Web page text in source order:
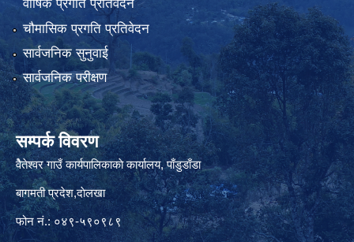
वार्षिक प्रगति प्रतिवेदन
चौमासिक प्रगति प्रतिवेदन
सार्वजनिक सुनुवाई
सार्वजनिक परीक्षण
सम्पर्क विवरण
वैेतेश्वर गाउँ कार्यपालिकाकाे कार्यालय, पाँडुडाँडा
बागमती‌ प्रदेश,दाेलखा
फोन नं.: ०४९-५९०९८९